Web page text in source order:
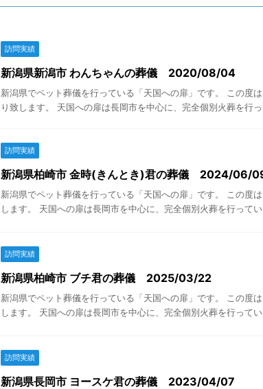
訪問実績
新潟県新潟市 わんちゃんの葬儀 2020/08/04
新潟県でペット葬儀を行っている「天国への扉」です。 この度
り致します。 天国への扉は長岡市を中心に、完全個別火葬を行
訪問実績
新潟県柏崎市 金時(きんとき)君の葬儀 2024/06/
新潟県でペット葬儀を行っている「天国への扉」です。 この度
します。 天国への扉は長岡市を中心に、完全個別火葬を行って
訪問実績
新潟県柏崎市 ブチ君の葬儀 2025/03/22
新潟県でペット葬儀を行っている「天国への扉」です。 この度
します。 天国への扉は長岡市を中心に、完全個別火葬を行って
訪問実績
新潟県長岡市 ヨースケ君の葬儀 2023/04/07